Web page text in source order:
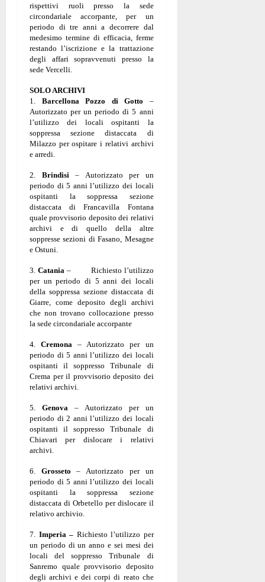
rispettivi ruoli presso la sede
circondariale accorpante, per un
periodo di tre anni a decorrere dal
medesimo termine di efficacia, ferme
restando l’iscrizione e la trattazione
degli affari sopravvenuti presso la
sede Vercelli.
SOLO ARCHIVI
1. Barcellona Pozzo di Gotto –
Autorizzato per un periodo di 5 anni
l’utilizzo dei locali ospitanti la
soppressa sezione distaccata di
Milazzo per ospitare i relativi archivi
e arredi.
2. Brindisi – Autorizzato per un
periodo di 5 anni l’utilizzo dei locali
ospitanti la soppressa sezione
distaccata di Francavilla Fontana
quale provvisorio deposito dei relativi
archivi e di quello della altre
soppresse sezioni di Fasano, Mesagne
e Ostuni.
3. Catania – Richiesto l’utilizzo
per un periodo di 5 anni dei locali
della soppressa sezione distaccata di
Giarre, come deposito degli archivi
che non trovano collocazione presso
la sede circondariale accorpante
4.Cremona – Autorizzato per un
periodo di 5 anni l’utilizzo dei locali
ospitanti il soppresso Tribunale di
Crema per il provvisorio deposito dei
relativi archivi.
5. Genova – Autorizzato per un
periodo di 2 anni l’utilizzo dei locali
ospitanti il soppresso Tribunale di
Chiavari per dislocare i relativi
archivi.
6. Grosseto – Autorizzato per un
periodo di 5 anni l’utilizzo dei locali
ospitanti la soppressa sezione
distaccata di Orbetello per dislocare il
relativo archivio.
7. Imperia – Richiesto l’utilizzo per
un periodo di un anno e sei mesi dei
locali del soppresso Tribunale di
Sanremo quale provvisorio deposito
degli archivi e dei corpi di reato che